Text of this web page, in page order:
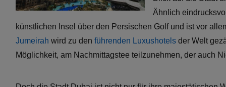
Ähnlich
künstlichen Insel über den Persischen Golf und ist vor
Jumeirah wird zu den führenden Luxushotels der Welt
Möglichkeit, am Nachmittagstee teilzunehmen, der auch